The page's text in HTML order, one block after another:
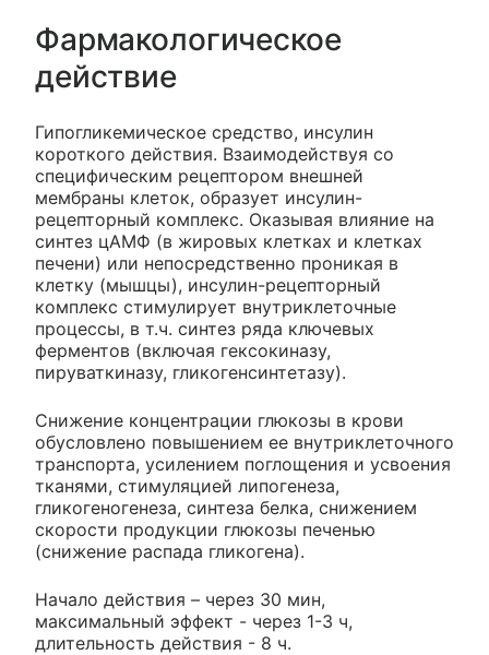
Фармакологическое
действие
Гипогликемическое средство, инсулин
короткого действия. Взаимодействуя со
специфическим рецептором внешней
мембраны клеток, образует инсулин-
рецепторный комплекс. Оказывая влияние на
синтез цАМФ (в жировых клетках и клетках
печени) или непосредственно проникая в
клетку (мышцы), инсулин-рецепторный
комплекс стимулирует внутриклеточные
процессы, в т.ч. синтез ряда ключевых
ферментов (включая гексокиназу,
пируваткиназу, гликогенсинтетазу).
Снижение концентрации глюкозы в крови
обусловлено повышением ее внутриклеточного
транспорта, усилением поглощения и усвоения
тканями, стимуляцией липогенеза,
гликогеногенеза, синтеза белка, снижением
скорости продукции глюкозы печенью
(снижение распада гликогена).
Начало действия – через 30 мин,
максимальный эффект - через 1-3 ч,
длительность действия - 8 ч.